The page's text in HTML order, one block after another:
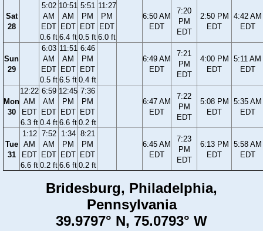
Sat
28
5:02
AM
EDT
0.6 ft
10:51
AM
EDT
6.4 ft
5:51
PM
EDT
0.5 ft
11:27
PM
EDT
6.0 ft
6:50 AM
EDT
7:20
PM
EDT
2:50 PM
EDT
4:42 AM
EDT
Sun
29
6:03
AM
EDT
0.5 ft
11:51
AM
EDT
6.5 ft
6:46
PM
EDT
0.4 ft
6:49 AM
EDT
7:21
PM
EDT
4:00 PM
EDT
5:11 AM
EDT
Mon
30
12:22
AM
EDT
6.3 ft
6:59
AM
EDT
0.4 ft
12:45
PM
EDT
6.6 ft
7:36
PM
EDT
0.2 ft
6:47 AM
EDT
7:22
PM
EDT
5:08 PM
EDT
5:35 AM
EDT
Tue
31
1:12
AM
EDT
6.6 ft
7:52
AM
EDT
0.2 ft
1:34
PM
EDT
6.6 ft
8:21
PM
EDT
0.2 ft
6:45 AM
EDT
7:23
PM
EDT
6:13 PM
EDT
5:58 AM
EDT
Bridesburg, Philadelphia,
Pennsylvania
39.9797° N, 75.0793° W